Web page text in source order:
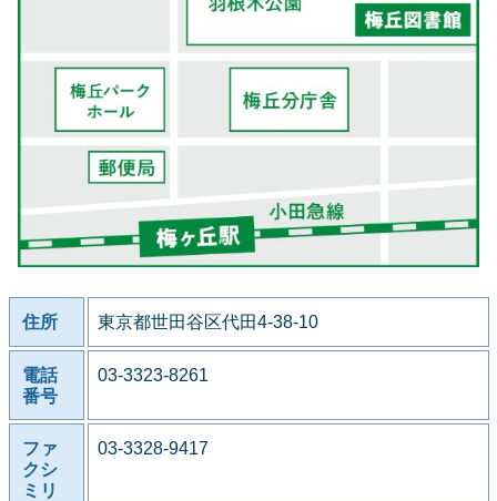
住所 東京都世田谷区代田4-38-10
電話
番号
03-3323-8261
ファ
クシ
ミリ
03-3328-9417